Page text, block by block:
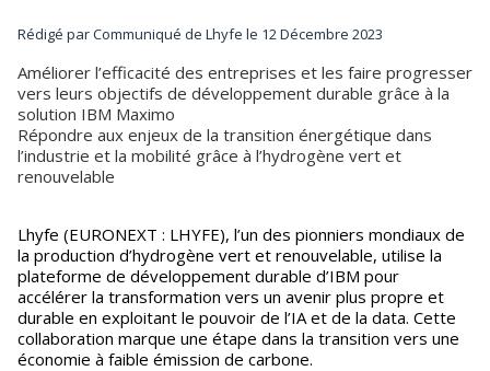
Rédigé par Communiqué de Lhyfe le 12 Décembre 2023
Améliorer l’efficacité des entreprises et les faire progresser
vers leurs objectifs de développement durable grâce à la
solution IBM Maximo
Répondre aux enjeux de la transition énergétique dans
l’industrie et la mobilité grâce à l’hydrogène vert et
renouvelable
Lhyfe (EURONEXT : LHYFE), l’un des pionniers mondiaux de
la production d’hydrogène vert et renouvelable, utilise la
plateforme de développement durable d’IBM pour
accélérer la transformation vers un avenir plus propre et
durable en exploitant le pouvoir de l’IA et de la data. Cette
collaboration marque une étape dans la transition vers une
économie à faible émission de carbone.